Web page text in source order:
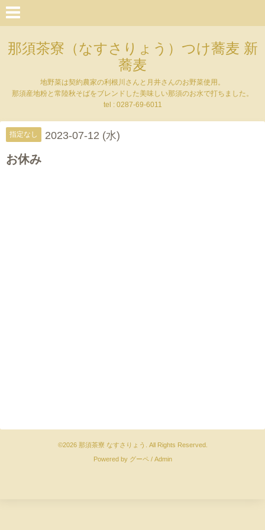
那須茶寮（なすさりょう）つけ蕎麦 新
蕎麦
地野菜は契約農家の利根川さんと月井さんのお野菜使用。
那須産地粉と常陸秋そばをブレンドした美味しい那須のお水で打ちました。
tel : 0287-69-6011
指定なし 2023-07-12 (水)
お休み
©2026 那須茶寮 なすさりょう
. All Rights Reserved.
Powered by グーペ/ Admin